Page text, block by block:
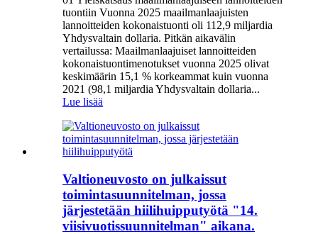
tuontiin Vuonna 2025 maailmanlaajuisten
lannoitteiden kokonaistuonti oli 112,9 miljardia
Yhdysvaltain dollaria. Pitkän aikavälin
vertailussa: Maailmanlaajuiset lannoitteiden
kokonaistuontimenotukset vuonna 2025 olivat
keskimäärin 15,1 % korkeammat kuin vuonna
2021 (98,1 miljardia Yhdysvaltain dollaria...
Lue lisää
Valtioneuvosto on julkaissut
toimintasuunnitelman, jossa
järjestetään hiilihuipputyötä "14.
viisivuotissuunnitelman" aikana.